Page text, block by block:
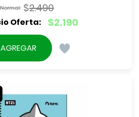
$2.490
El
precio
original
$2.190
El
precio
actual
AGREGAR